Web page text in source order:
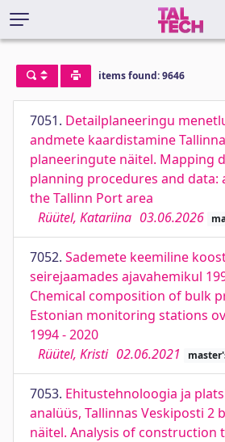
items found: 9646
7051. Detailplaneeringu
andmete kaardistamine
planeeringute näitel. Mapping
planning procedures and data:
the Tallinn Port area
Rüütel, Katariina 03.06.2026
7052. Sademete keemiline
seirejaamades ajavahemikul
Chemical composition of bulk
Estonian monitoring stations
1994 - 2020
Rüütel, Kristi 02.06.2021
7053. Ehitustehnoloogia ja
analüüs, Tallinnas Veskiposti 2
näitel. Analysis of construction